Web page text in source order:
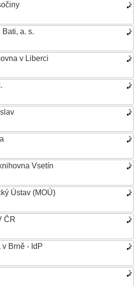
Bati, a. s.
v Liberci
Vsetín
Ústav (MOÚ)
ČR
Brně - IdP